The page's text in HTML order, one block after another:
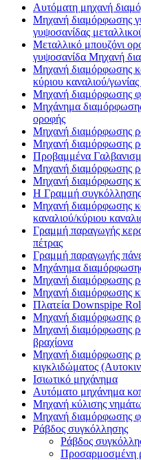
Αυτόματη μηχανή
Μηχανή διαμόρφωσης
γυψοσανίδας
Μεταλλικό μπουζόνι
γυψοσανίδα Μηχανή
Μηχανή διαμόρφωσης
κύριου καναλιού/γωνίας
Μηχανή διαμόρφωσης
Μηχάνημα
οροφής
Μηχανή διαμόρφωσης
Μηχανή διαμόρφωσης
Προβαμμένα
Μηχανή διαμόρφωσης
Μηχανή διαμόρφωσης
H Γραμμή
Μηχανή διαμόρφωσης
καναλιού/κύριου
Γραμμή παραγωγής
πέτρας
Γραμμή παραγωγής
Μηχάνημα
Μηχανή διαμόρφωσης
Μηχανή διαμόρφωσης
Πλατεία Downspipe
Μηχανή διαμόρφωσης
Μηχανή διαμόρφωσης
βραχίονα
Μηχανή διαμόρφωσης
κιγκλιδώματος
Ισιωτικό μηχάνημα
Αυτόματο μηχάνημα
Μηχανή κύλισης
Μηχανή διαμόρφωσης
Ράβδος συγκόλλησης
Ράβδος
Προσαρμοσμένη